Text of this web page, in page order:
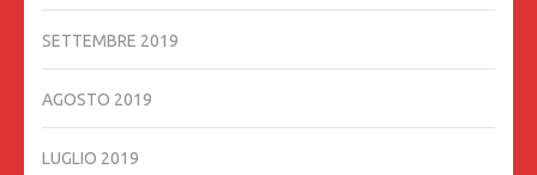
SETTEMBRE 2019
AGOSTO 2019
LUGLIO 2019